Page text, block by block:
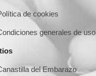
de cookies
generales de uso
del Embarazo